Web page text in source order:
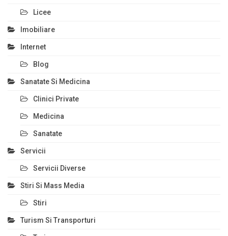
Licee
Imobiliare
Internet
Blog
Sanatate Si Medicina
Clinici Private
Medicina
Sanatate
Servicii
Servicii Diverse
Stiri Si Mass Media
Stiri
Turism Si Transporturi